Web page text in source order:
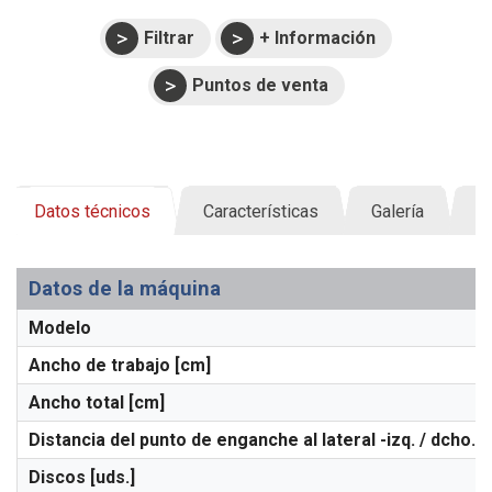
Filtrar + Información
Puntos de venta
Datos técnicos Características Galería
Datos de la máquina
Modelo
Ancho de trabajo [cm]
Ancho total [cm]
Distancia del punto de enganche al lateral -izq. / dcho.-
Discos [uds.]